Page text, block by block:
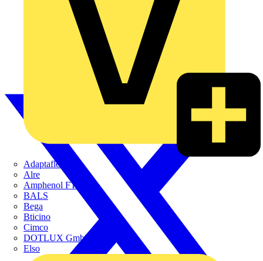
Adaptaflex
Alre
Amphenol FTG
BALS
Bega
Bticino
Cimco
DOTLUX GmbH
Elso